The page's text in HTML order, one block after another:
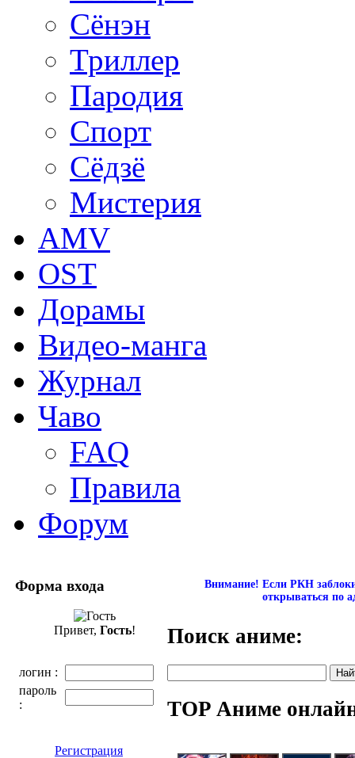
Сёнэн
Триллер
Пародия
Спорт
Сёдзё
Мистерия
AMV
OST
Дорамы
Видео-манга
Журнал
Чаво
FAQ
Правила
Форум
Форма входа
Привет, Гость!
логин :
пароль
:
Регистрация
Внимание! Если РКН
открываться по
Поиск аниме:
TOP Аниме